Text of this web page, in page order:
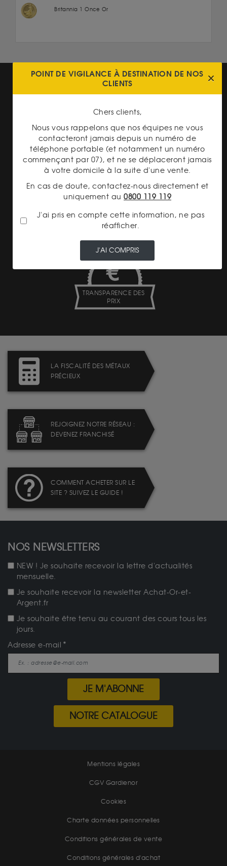
Britannia 1 Once Or
PAIEMENT SECURISÉ
LIVRAISON ASSURÉE
TRANSPARENCE DES
PRIX
LA FISCALITÉ DES MÉTAUX
PRÉCIEUX
REJOIGNEZ NOTRE RÉSEAU :
DEVENEZ FRANCHISÉ
COMMENT ACHETER SUR LE
SITE ? SUIVEZ LE GUIDE !
NOS NEWSLETTERS
NEW ! Je souhaite recevoir la lettre d'actualités
mensuelle.
Je souhaite recevoir la newsletter Achat-Or-et-
Argent.fr
Je souhaite être tenu au courant des cours tous les
jours.
Adresse e-mail
JE M'ABONNE
NOTRE CATALOGUE
Mentions légales
CGV Gardienor
Cookies
Charte données personnelles
Conditions générales de vente
Conditions générales d'achat
POINT DE VIGILANCE À DESTINATION DE NOS
CLIENTS
Chers clients,
Nous vous rappelons que nos équipes ne vous
contacteront jamais depuis un numéro de
téléphone portable (et notamment un numéro
commençant par 07), et ne se déplaceront jamais
à votre domicile à la suite d'une vente.
En cas de doute, contactez-nous directement et
uniquement au 0800 119 119
J'ai pris en compte cette information, ne pas
réafficher.
J'AI COMPRIS